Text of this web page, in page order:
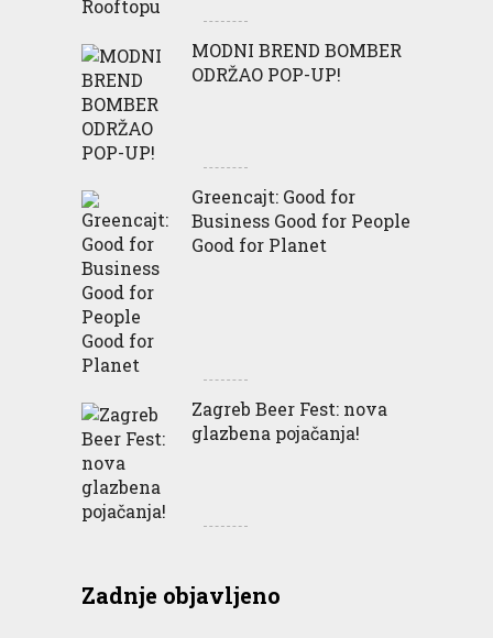
MODNI BREND BOMBER
ODRŽAO POP-UP!
Greencajt: Good for
Business Good for People
Good for Planet
Zagreb Beer Fest: nova
glazbena pojačanja!
Zadnje objavljeno